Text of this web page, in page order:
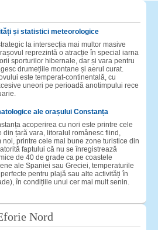
și statistici meteorologice
la intersecția mai multor masive
reprezintă o atracție în special iarna
sporturilor hibernale, dar și vara pentru
drumețiile montane și aerul curat.
este temperat-continentală, cu
uneori pe perioadă anotimpului rece
ale orașului Constanța
acoperirea cu nori este printre cele
din țară vara, litoralul românesc fiind,
noi, printre cele mai bune zone turistice din
faptului că nu se înregistrează
de 40 de grade ca pe coastele
ale Spaniei sau Greciei, temperaturile
pentru plajă sau alte activități în
în condițiile unui cer mai mult senin.
Nord